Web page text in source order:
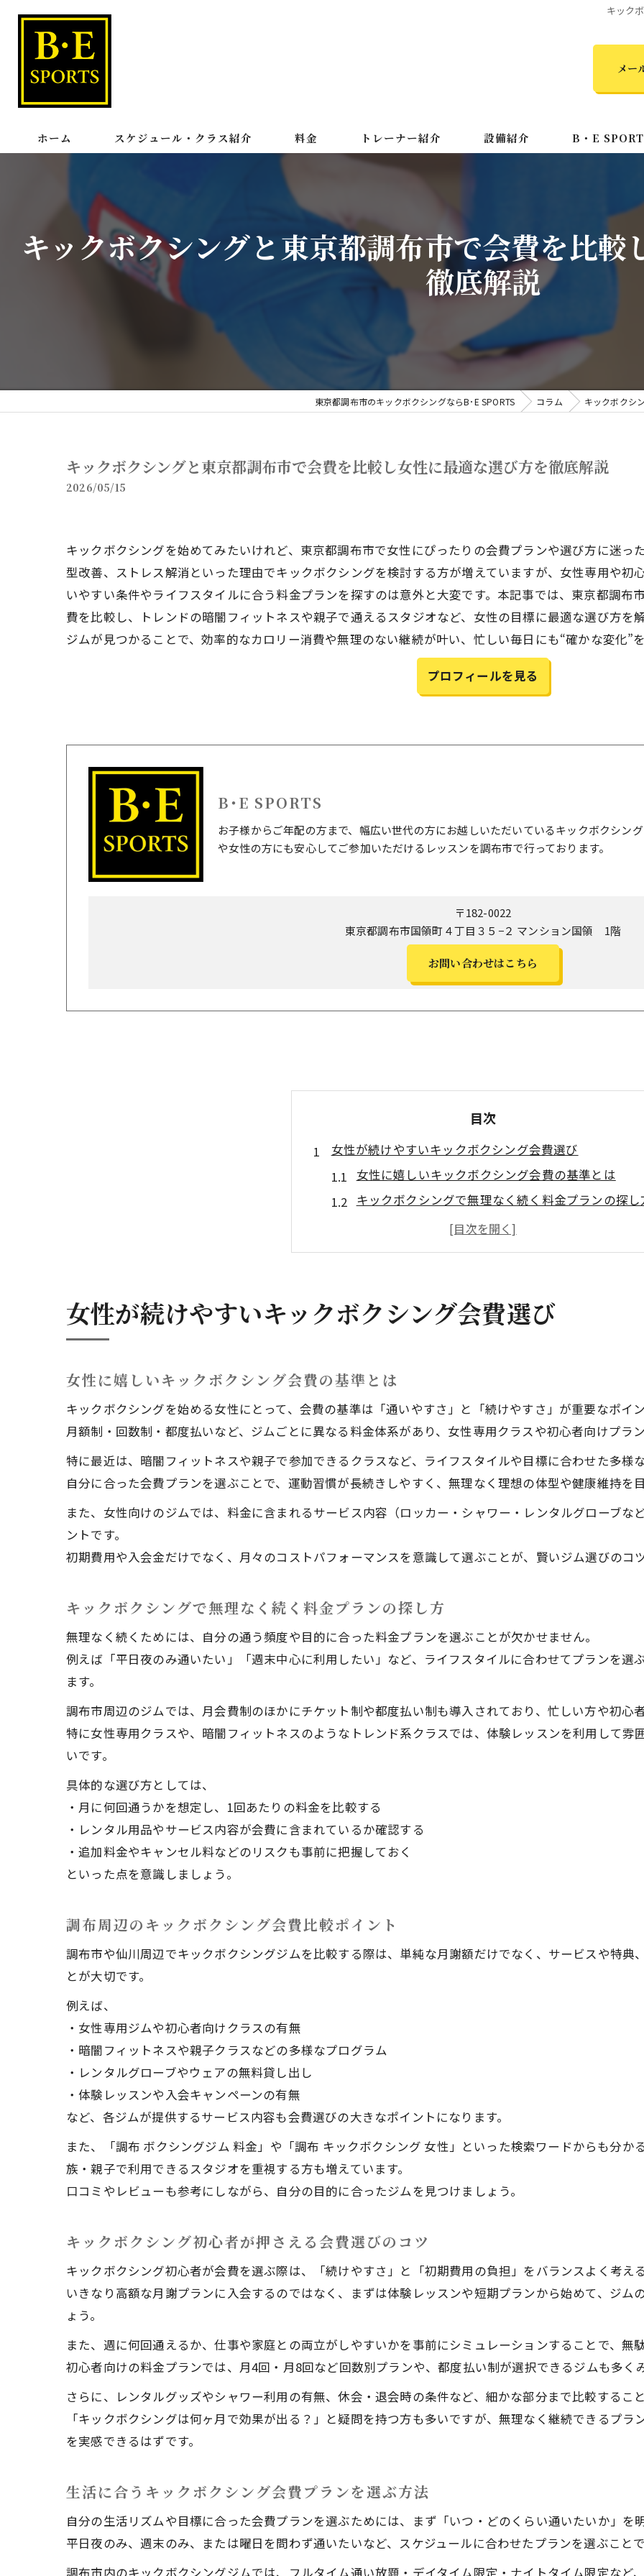
キック
メー
ホーム スケジュール・クラス紹介 料金 トレーナー紹介 設備紹介 B・E
MMA
キックボクシングと東京都調布市で会費を比較
徹底解説
東京都調布市のキックボクシングならB･E SPORTS コラム キックボクシ
キックボクシングと東京都調布市で会費を比較し女性に最適な選び方を徹底解説
2026/05/15
キックボクシングを始めてみたいけれど、東京都調布市で女性にぴったりの会費プランや選び方に迷っ
型改善、ストレス解消といった理由でキックボクシングを検討する方が増えていますが、女性専用や初
いやすい条件やライフスタイルに合う料金プランを探すのは意外と大変です。本記事では、東京都調布
費を比較し、トレンドの暗闇フィットネスや親子で通えるスタジオなど、女性の目標に最適な選び方を
ジムが見つかることで、効率的なカロリー消費や無理のない継続が叶い、忙しい毎日にも“確かな変化”
プロフィールを見る
B･E SPORTS
お子様からご年配の方まで、幅広い世代の方にお越しいただいているキックボクシン
や女性の方にも安心してご参加いただけるレッスンを調布市で行っております。
〒182-0022
東京都調布市国領町４丁目３５−２ マンション国領 1階
お問い合わせはこちら
目次
女性が続けやすいキックボクシング会費選び
女性に嬉しいキックボクシング会費の基準とは
キックボクシングで無理なく続く料金プランの探し
調布周辺のキックボクシング会費比較ポイント
キックボクシング初心者が押さえる会費選びのコツ
調布で注目のキックボクシング女性向け環境
調布の女性専用キックボクシング施設の魅力
女性が始めやすいキックボクシングジムの選び方
調布のキックボクシングで重視したいサポート体制
初心者女性におすすめのキックボクシング環境
暗闇トレンドも！話題のキックボクシング比較
話題の暗闇キックボクシングで得られる効果
暗闇フィットネスとキックボクシングの相性とは
親子で通える調布のキックボクシング体験談
親子で楽しむキックボクシングの魅力を紹介
キックボクシング親子体験で感じる変化とは
家族で始めるキックボクシングのメリット
キックボクシングで親子の健康習慣をサポート
無理なく続けるためのキックボクシング活用法
キックボクシングで理想の体型を目指すポイント
キックボクシングが女性に選ばれる理由とは
キックボクシング会費を最大限活用する方法
調布でお得なキックボクシング会費の選び方
女性が続けやすいキックボクシング会費選び
女性に嬉しいキックボクシング会費の基準とは
キックボクシングを始める女性にとって、会費の基準は「通いやすさ」と「続けやすさ」が重要なポイ
月額制・回数制・都度払いなど、ジムごとに異なる料金体系があり、女性専用クラスや初心者向けプラ
特に最近は、暗闇フィットネスや親子で参加できるクラスなど、ライフスタイルや目標に合わせた多様
自分に合った会費プランを選ぶことで、運動習慣が長続きしやすく、無理なく理想の体型や健康維持を
また、女性向けのジムでは、料金に含まれるサービス内容（ロッカー・シャワー・レンタルグローブ
ントです。
初期費用や入会金だけでなく、月々のコストパフォーマンスを意識して選ぶことが、賢いジム選びのコ
キックボクシングで無理なく続く料金プランの探し方
無理なく続くためには、自分の通う頻度や目的に合った料金プランを選ぶことが欠かせません。
例えば「平日夜のみ通いたい」「週末中心に利用したい」など、ライフスタイルに合わせてプランを選
ます。
調布市周辺のジムでは、月会費制のほかにチケット制や都度払い制も導入されており、忙しい方や初心
特に女性専用クラスや、暗闇フィットネスのようなトレンド系クラスでは、体験レッスンを利用して
いです。
具体的な選び方としては、
・月に何回通うかを想定し、1回あたりの料金を比較する
・レンタル用品やサービス内容が会費に含まれているか確認する
・追加料金やキャンセル料などのリスクも事前に把握しておく
といった点を意識しましょう。
調布周辺のキックボクシング会費比較ポイント
調布市や仙川周辺でキックボクシングジムを比較する際は、単純な月謝額だけでなく、サービスや特
とが大切です。
例えば、
・女性専用ジムや初心者向けクラスの有無
・暗闇フィットネスや親子クラスなどの多様なプログラム
・レンタルグローブやウェアの無料貸し出し
・体験レッスンや入会キャンペーンの有無
など、各ジムが提供するサービス内容も会費選びの大きなポイントになります。
また、「調布 ボクシングジム 料金」や「調布 キックボクシング 女性」といった検索ワードからも分
族・親子で利用できるスタジオを重視する方も増えています。
口コミやレビューも参考にしながら、自分の目的に合ったジムを見つけましょう。
キックボクシング初心者が押さえる会費選びのコツ
キックボクシング初心者が会費を選ぶ際は、「続けやすさ」と「初期費用の負担」をバランスよく考え
いきなり高額な月謝プランに入会するのではなく、まずは体験レッスンや短期プランから始めて、ジム
ょう。
また、週に何回通えるか、仕事や家庭との両立がしやすいかを事前にシミュレーションすることで、無
初心者向けの料金プランでは、月4回・月8回など回数別プランや、都度払い制が選択できるジムも多く
さらに、レンタルグッズやシャワー利用の有無、休会・退会時の条件など、細かな部分まで比較するこ
「キックボクシングは何ヶ月で効果が出る？」と疑問を持つ方も多いですが、無理なく継続できるプ
を実感できるはずです。
生活に合うキックボクシング会費プランを選ぶ方法
自分の生活リズムや目標に合った会費プランを選ぶためには、まず「いつ・どのくらい通いたいか」を
平日夜のみ、週末のみ、または曜日を問わず通いたいなど、スケジュールに合わせたプランを選ぶこと
調布市内のキックボクシングジムでは、フルタイム通い放題・デイタイム限定・ナイトタイム限定など